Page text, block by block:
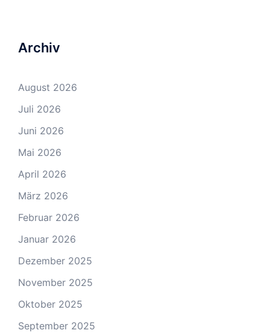
Archiv
August 2026
Juli 2026
Juni 2026
Mai 2026
April 2026
März 2026
Februar 2026
Januar 2026
Dezember 2025
November 2025
Oktober 2025
September 2025